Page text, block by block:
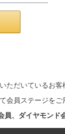
ただいているお
会員ステージをご
員、ダイヤモンド